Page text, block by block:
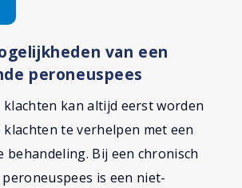
van een
peroneuspees
klachten kan altijd eerst worden
te verhelpen met een
behandeling. Bij een chronisch
is een niet-